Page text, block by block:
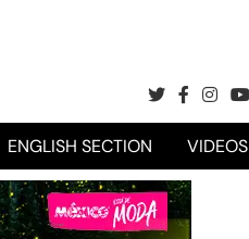
ENGLISH SECTION VIDEOS